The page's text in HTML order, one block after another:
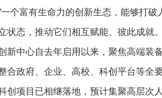
一个富有生命力的创新生态，能够打
状态，推动它们相互赋能、彼此成就
新中心自去年启用以来，聚焦高端装
合政府、企业、高校、科创平台等全
创项目已相继落地，预计集聚高层次